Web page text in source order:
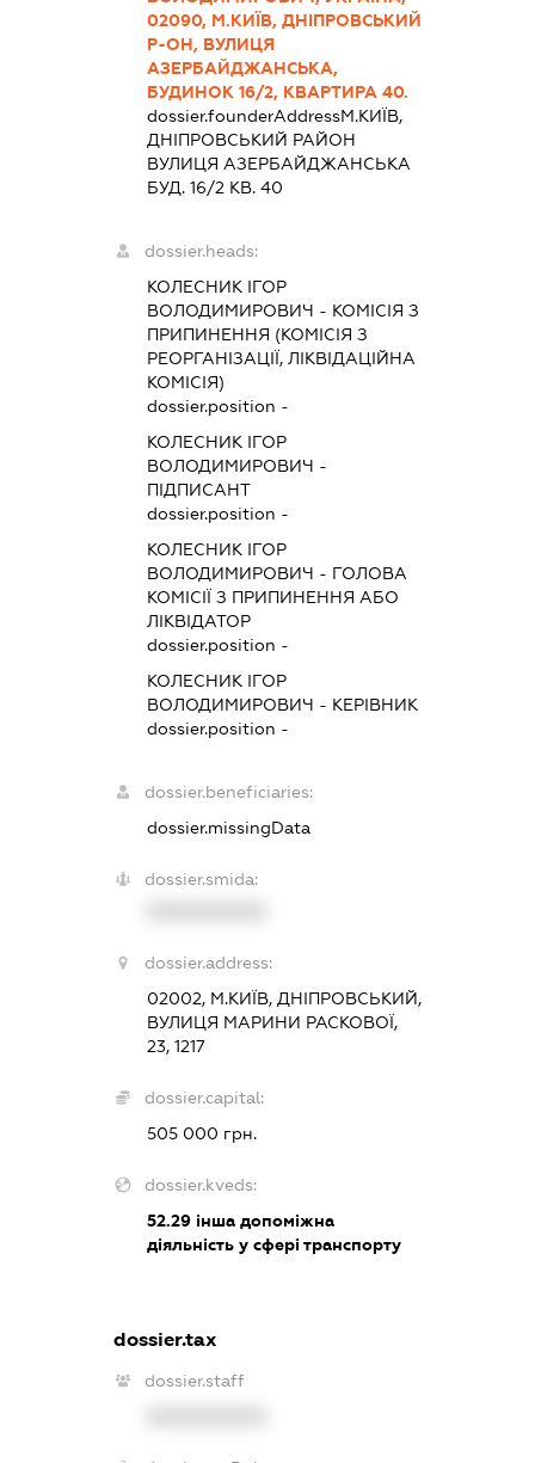
02090, М.КИЇВ, ДНІПРОВСЬКИЙ
Р-ОН, ВУЛИЦЯ
АЗЕРБАЙДЖАНСЬКА,
БУДИНОК 16/2, КВАРТИРА 40.
dossier.founderAddressМ.КИЇВ,
ДНІПРОВСЬКИЙ РАЙОН
ВУЛИЦЯ АЗЕРБАЙДЖАНСЬКА
БУД. 16/2 КВ. 40
dossier.heads:
КОЛЕСНИК ІГОР
ВОЛОДИМИРОВИЧ - КОМІСІЯ З
ПРИПИНЕННЯ (КОМІСІЯ З
РЕОРГАНІЗАЦІЇ, ЛІКВІДАЦІЙНА
КОМІСІЯ)
dossier.position -
КОЛЕСНИК ІГОР
ВОЛОДИМИРОВИЧ -
ПІДПИСАНТ
dossier.position -
КОЛЕСНИК ІГОР
ВОЛОДИМИРОВИЧ - ГОЛОВА
КОМІСІЇ З ПРИПИНЕННЯ АБО
ЛІКВІДАТОР
dossier.position -
КОЛЕСНИК ІГОР
ВОЛОДИМИРОВИЧ - КЕРІВНИК
dossier.position -
dossier.beneficiaries:
dossier.missingData
dossier.smida:
dossier.address:
02002, М.КИЇВ, ДНІПРОВСЬКИЙ,
ВУЛИЦЯ МАРИНИ РАСКОВОЇ,
23, 1217
dossier.capital:
505 000 грн.
dossier.kveds:
52.29інша допоміжна
діяльність у сфері транспорту
dossier.tax
dossier.staff